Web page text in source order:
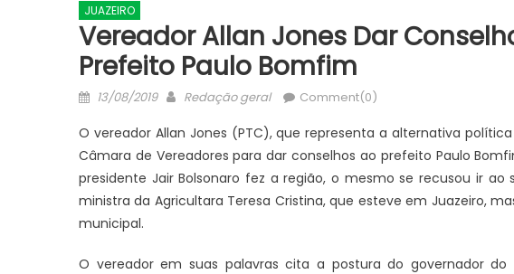
JUAZEIRO
Vereador Allan Jones Dar
Prefeito Paulo Bomfim
Posted
13/08/2019 Author
Redação geral Comment(0)
O vereador Allan Jones (PTC), que representa a alternativa
Câmara de Vereadores para dar conselhos ao prefeito Paulo
presidente Jair Bolsonaro fez a região, o mesmo se recusou ir
ministra da Agricultara Teresa Cristina, que esteve em Juazeiro,
municipal.
O vereador em suas palavras cita a postura do governador